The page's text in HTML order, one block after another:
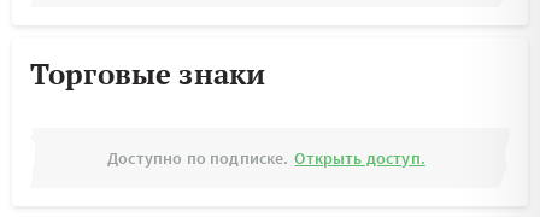
Торговые знаки
Доступно по подписке. Открыть доступ.